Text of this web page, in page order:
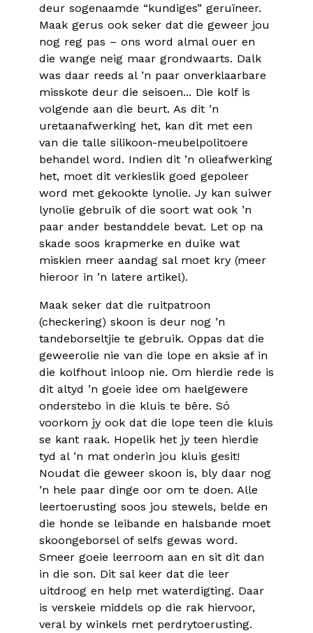
deur sogenaamde “kundiges” geruïneer.
Maak gerus ook seker dat die geweer jou
nog reg pas – ons word almal ouer en
die wange neig maar grondwaarts. Dalk
was daar reeds al ’n paar onverklaarbare
misskote deur die seisoen... Die kolf is
volgende aan die beurt. As dit ’n
uretaanafwerking het, kan dit met een
van die talle silikoon-meubelpolitoere
behandel word. Indien dit ’n olieafwerking
het, moet dit verkieslik goed gepoleer
word met gekookte lynolie. Jy kan suiwer
lynolie gebruik of die soort wat ook ’n
paar ander bestanddele bevat. Let op na
skade soos krapmerke en duike wat
miskien meer aandag sal moet kry (meer
hieroor in ’n latere artikel).
Maak seker dat die ruitpatroon
(checkering) skoon is deur nog ’n
tandeborseltjie te gebruik. Oppas dat die
geweerolie nie van die lope en aksie af in
die kolfhout inloop nie. Om hierdie rede is
dit altyd ’n goeie idee om haelgewere
onderstebo in die kluis te bêre. Só
voorkom jy ook dat die lope teen die kluis
se kant raak. Hopelik het jy teen hierdie
tyd al ’n mat onderin jou kluis gesit!
Noudat die geweer skoon is, bly daar nog
’n hele paar dinge oor om te doen. Alle
leertoerusting soos jou stewels, belde en
die honde se leibande en halsbande moet
skoongeborsel of selfs gewas word.
Smeer goeie leerroom aan en sit dit dan
in die son. Dit sal keer dat die leer
uitdroog en help met waterdigting. Daar
is verskeie middels op die rak hiervoor,
veral by winkels met perdrytoerusting.